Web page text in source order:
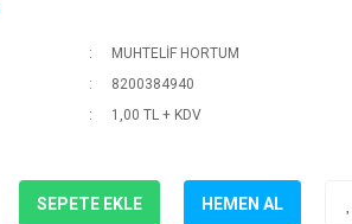
MUHTELİF HORTUM
8200384940
1,00 TL + KDV
SEPETE EKLE HEMEN AL